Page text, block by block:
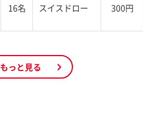
16名 スイスドロー 300円
もっと見る